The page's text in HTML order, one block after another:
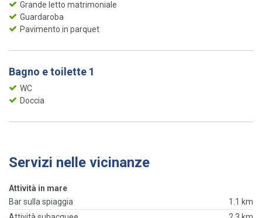
Grande letto matrimoniale
Guardaroba
Pavimento in parquet
Bagno e toilette 1
WC
Doccia
Servizi nelle vicinanze
Attività in mare
Bar sulla spiaggia
1.1 km